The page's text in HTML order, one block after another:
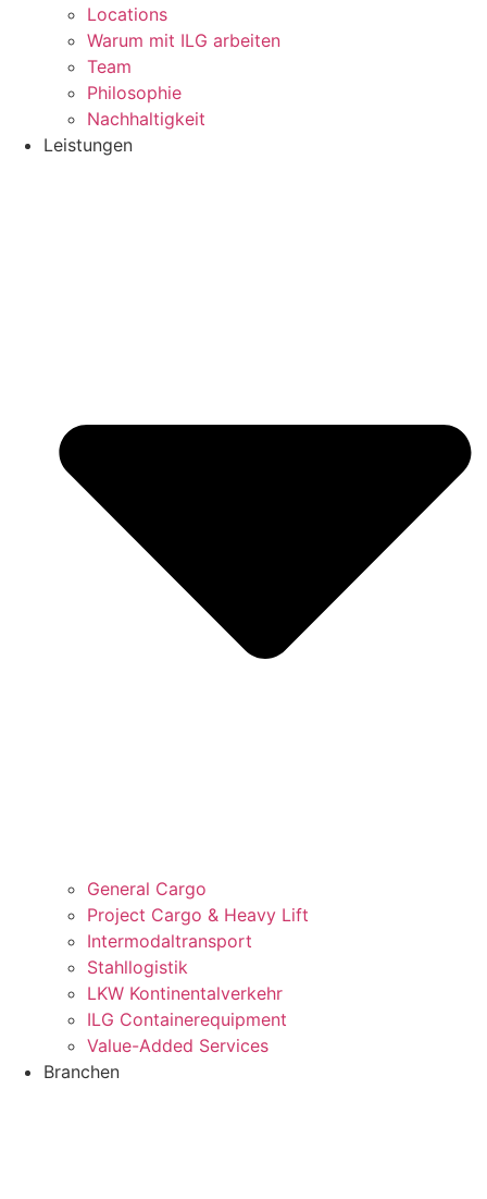
Locations
Warum mit ILG arbeiten
Team
Philosophie
Nachhaltigkeit
Leistungen
General Cargo
Project Cargo & Heavy Lift
Intermodaltransport
Stahllogistik
LKW Kontinentalverkehr
ILG Containerequipment
Value-Added Services
Branchen